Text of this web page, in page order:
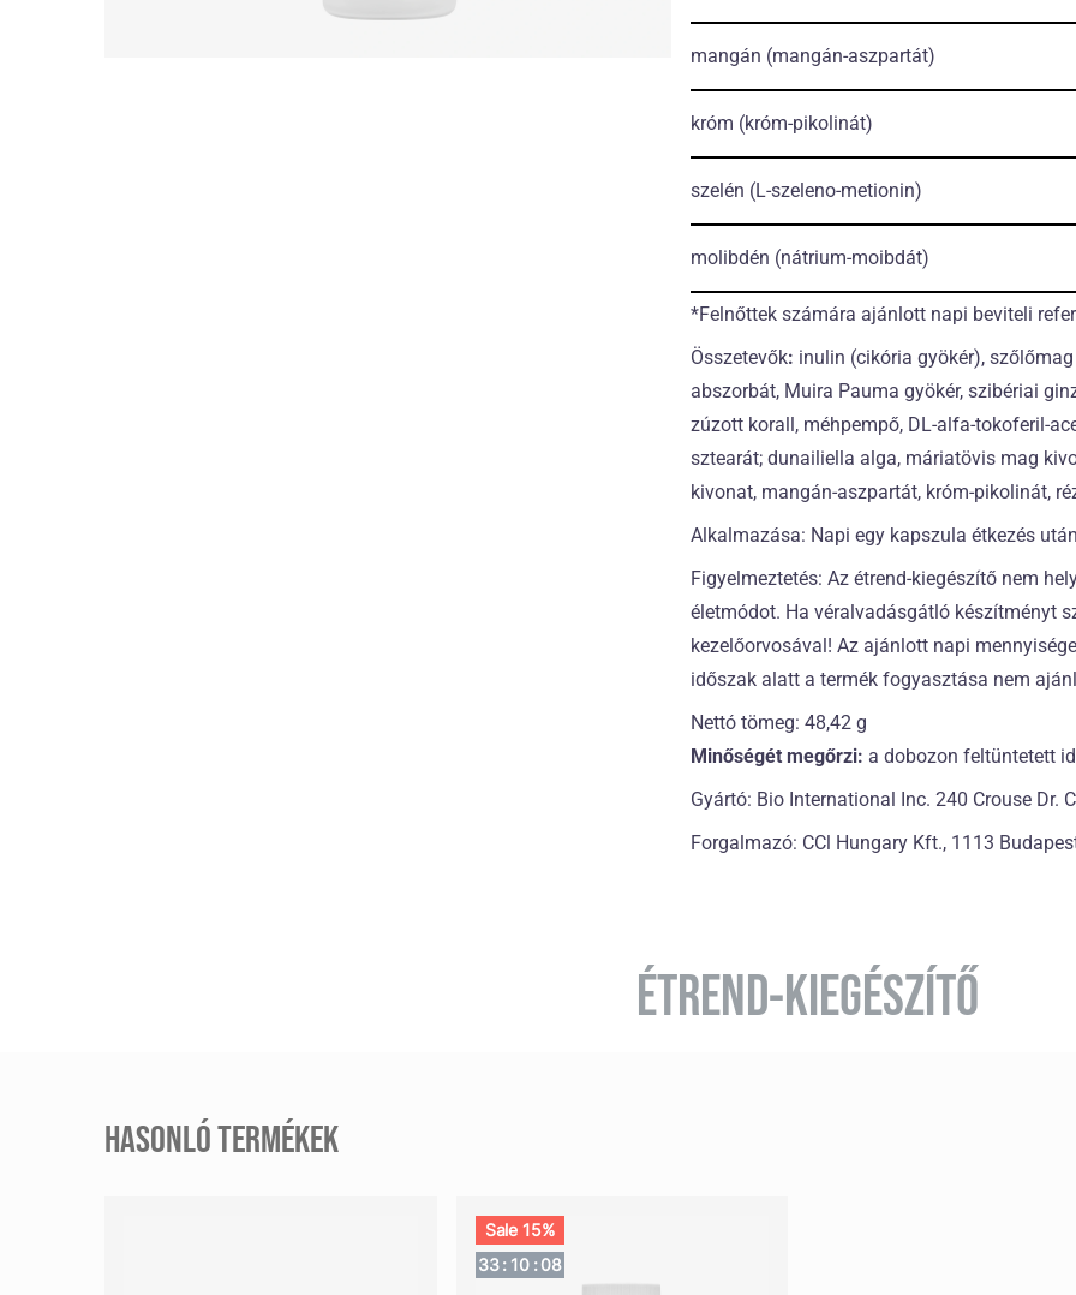
mangán (mangán-aszpartát)
króm (króm-pikolinát)
szelén (L-szeleno-metionin)
molibdén (nátrium-moibdát)
*Felnőttek számára ajánlott napi beviteli
Összetevők: inulin (cikória gyökér),
abszorbát, Muira Pauma gyökér, szibériai
zúzott korall, méhpempő, DL-alfa-tokoferil-
sztearát; dunailiella alga, máriatövis mag
kivonat, mangán-aszpartát, króm-pikolinát,
Alkalmazása: Napi egy kapszula étkezés
Figyelmeztetés: Az étrend-kiegészítő nem
életmódot. Ha véralvadásgátló készítményt
kezelőorvosával! Az ajánlott napi
időszak alatt a termék fogyasztása nem
Nettó tömeg: 48,42 g
Minőségét megőrzi: a dobozon feltüntetett
Gyártó: Bio International Inc. 240 Crouse Dr.
Forgalmazó: CCl Hungary Kft., 1113
ÉTREND-KIEGÉSZÍTŐ
HASONLÓ TERMÉKEK
Sale 15%
33: 10 : 07